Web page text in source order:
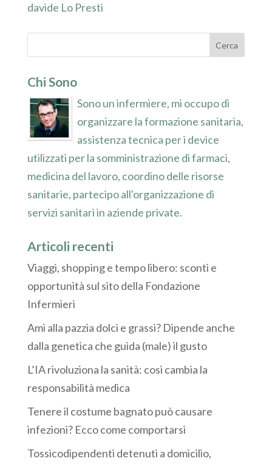
davide Lo Presti
Chi Sono
Sono un infermiere, mi occupo di
organizzare la formazione sanitaria,
assistenza tecnica per i device
utilizzati per la somministrazione di farmaci,
medicina del lavoro, coordino delle risorse
sanitarie, partecipo all'organizzazione di
servizi sanitari in aziende private.
Articoli recenti
Viaggi, shopping e tempo libero: sconti e
opportunità sul sito della Fondazione
Infermieri
Ami alla pazzia dolci e grassi? Dipende anche
dalla genetica che guida (male) il gusto
L’IA rivoluziona la sanità: così cambia la
responsabilità medica
Tenere il costume bagnato può causare
infezioni? Ecco come comportarsi
Tossicodipendenti detenuti a domicilio,